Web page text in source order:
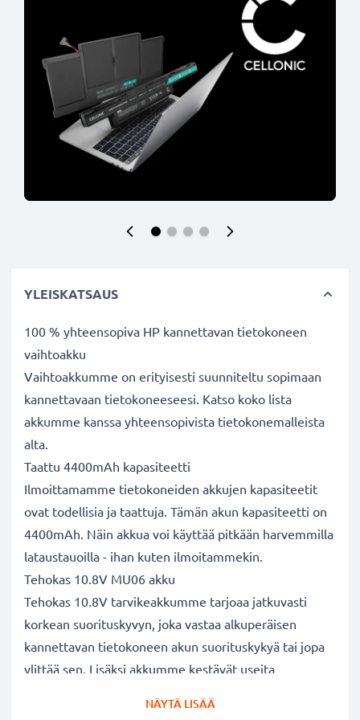
YLEISKATSAUS
100 % yhteensopiva HP kannettavan tietokoneen
vaihtoakku
Vaihtoakkumme on erityisesti suunniteltu sopimaan
kannettavaan tietokoneeseesi. Katso koko lista
akkumme kanssa yhteensopivista tietokonemalleista
alta.
Taattu 4400mAh kapasiteetti
Ilmoittamamme tietokoneiden akkujen kapasiteetit
ovat todellisia ja taattuja. Tämän akun kapasiteetti on
4400mAh. Näin akkua voi käyttää pitkään harvemmilla
lataustauoilla - ihan kuten ilmoitammekin.
Tehokas 10.8V MU06 akku
Tehokas 10.8V tarvikeakkumme tarjoaa jatkuvasti
korkean suorituskyvyn, joka vastaa alkuperäisen
kannettavan tietokoneen akun suorituskykyä tai jopa
ylittää sen. Lisäksi akkumme kestävät useita
NÄYTÄ LISÄÄ